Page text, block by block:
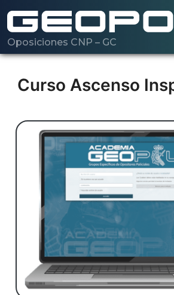
Oposiciones CNP – GC
Cargando…